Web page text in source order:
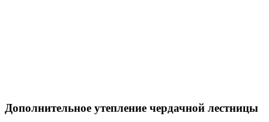
Дополнительное утепление чердачной лестницы